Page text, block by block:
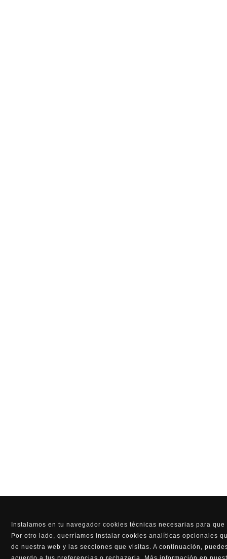
Instalamos en tu navegador cookies técnicas necesarias para
Por otro lado, querríamos instalar cookies analíticas opcionales
de nuestra web y las secciones que visitas. A continuación,